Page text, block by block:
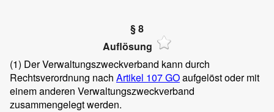
§ 8
Auflösung
(1) Der Verwaltungszweckverband kann durch
Rechtsverordnung nach Artikel 107 GOaufgelöst oder mit
einem anderen Verwaltungszweckverband
zusammengelegt werden.